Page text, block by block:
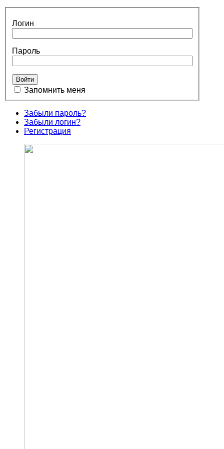
Логин
Пароль
Запомнить меня
Забыли пароль?
Забыли логин?
Регистрация